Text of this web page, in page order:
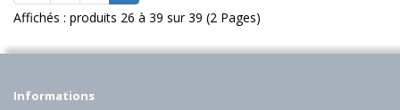
Affichés : produits 26 à 39 sur 39 (2 Pages)
Informations